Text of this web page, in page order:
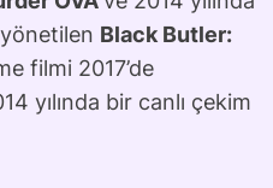
Black Butler:
filmi 2017’de
yılında bir canlı çekim